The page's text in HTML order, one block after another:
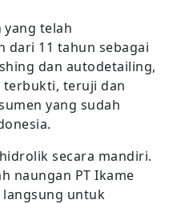
yang telah
dari 11 tahun sebagai
dan autodetailing,
terbukti, teruji dan
yang sudah
secara mandiri.
naungan PT Ikame
untuk